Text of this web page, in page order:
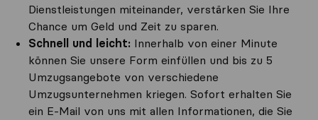
Dienstleistungen miteinander, verstärken Sie Ihre
Chance um Geld und Zeit zu sparen.
Schnell und leicht: Innerhalb von einer Minute
können Sie unsere Form einfüllen und bis zu 5
Umzugsangebote von verschiedene
Umzugsunternehmen kriegen. Sofort erhalten Sie
ein E-Mail von uns mit allen Informationen, die Sie